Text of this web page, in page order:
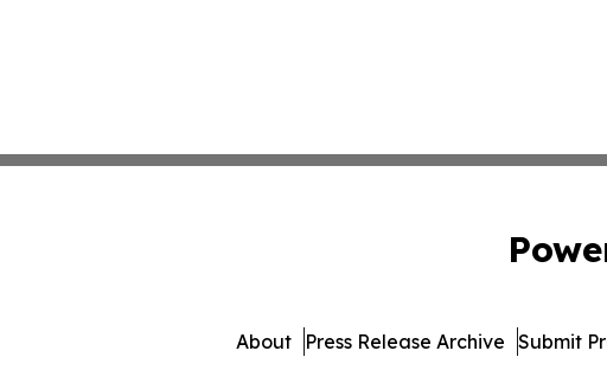
About Press Release Archive Submit